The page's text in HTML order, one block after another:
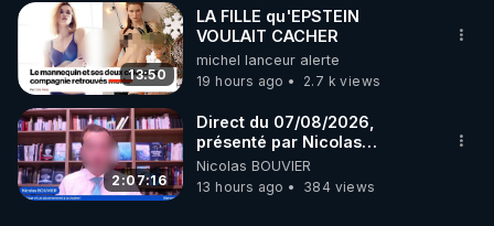
13:50
LA FILLE qu'EPSTEIN
VOULAIT CACHER
michel lanceur alerte
19 hours ago
2.7 k views
2:07:16
Direct du 07/08/2026,
présenté par Nicolas
BOUVIER
Nicolas BOUVIER
13 hours ago
384 views